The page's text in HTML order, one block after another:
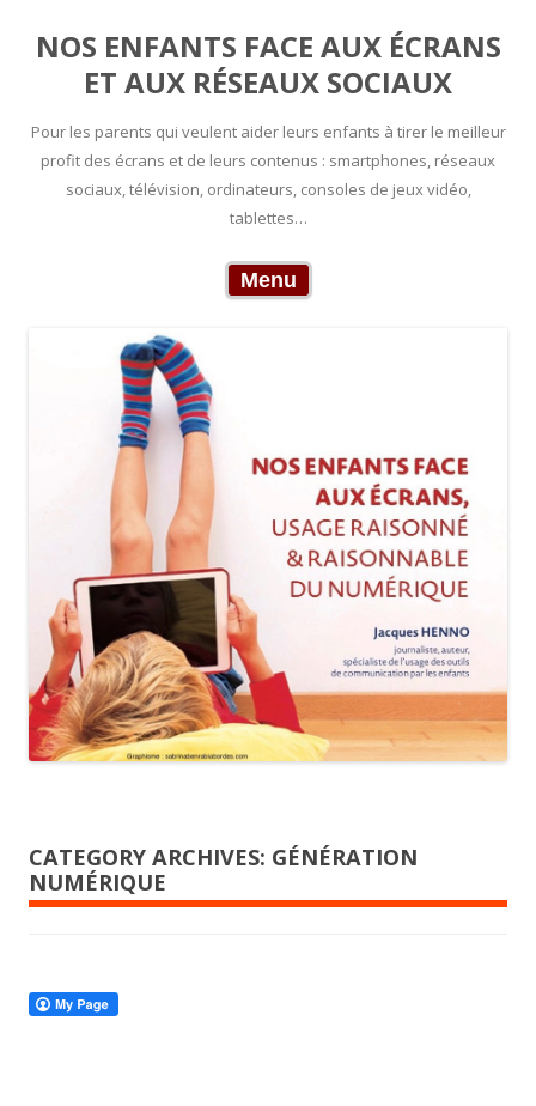
NOS ENFANTS FACE AUX ÉCRANS
ET AUX RÉSEAUX SOCIAUX
Pour les parents qui veulent aider leurs enfants à tirer le meilleur
profit des écrans et de leurs contenus : smartphones, réseaux
sociaux, télévision, ordinateurs, consoles de jeux vidéo,
tablettes…
Menu
CATEGORY ARCHIVES: GÉNÉRATION
NUMÉRIQUE